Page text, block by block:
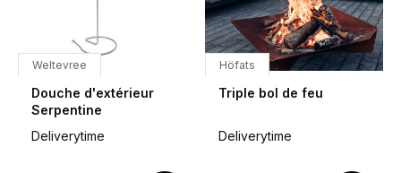
Weltevree
Douche d'extérieur
Serpentine
Deliverytime
Höfats
Triple bol de feu
Deliverytime